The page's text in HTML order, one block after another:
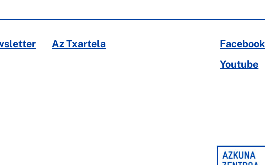
Az Txartela
Facebook
Youtube